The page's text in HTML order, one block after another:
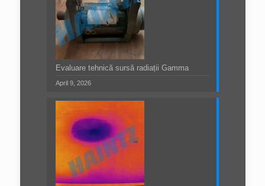
Evaluare tehnică sursă radiații Gamma
April 9, 2026